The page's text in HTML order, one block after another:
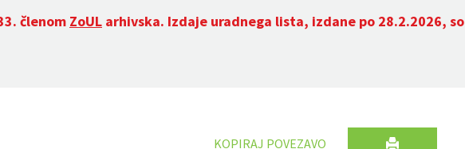
členom ZoUL arhivska. Izdaje uradnega lista, izdane po 28.2.2026, so
KOPIRAJ POVEZAVO